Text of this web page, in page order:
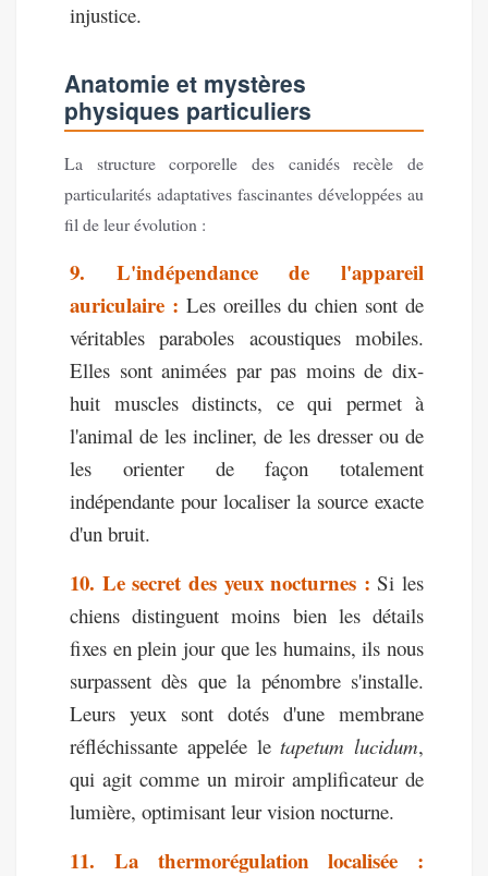
injustice.
Anatomie et mystères
physiques particuliers
La structure corporelle des canidés recèle de
particularités adaptatives fascinantes développées au
fil de leur évolution :
9. L'indépendance de l'appareil
auriculaire : Les oreilles du chien sont de
véritables paraboles acoustiques mobiles.
Elles sont animées par pas moins de dix-
huit muscles distincts, ce qui permet à
l'animal de les incliner, de les dresser ou de
les orienter de façon totalement
indépendante pour localiser la source exacte
d'un bruit.
10. Le secret des yeux nocturnes : Si les
chiens distinguent moins bien les détails
fixes en plein jour que les humains, ils nous
surpassent dès que la pénombre s'installe.
Leurs yeux sont dotés d'une membrane
réfléchissante appelée letapetum lucidum,
qui agit comme un miroir amplificateur de
lumière, optimisant leur vision nocturne.
11. La thermorégulation localisée :